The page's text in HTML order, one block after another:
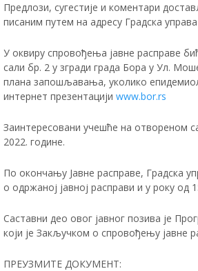
Предлози, сугестије и коментари
писаним путем на адресу Градска
У оквиру спровођења јавне расправе
сали бр. 2 у згради града Бора у Ул.
плана запошљавања, уколико
интернет презентацији www.bor.rs
Заинтересовани учешће на отвореном
2022. године.
По окончању Јавне расправе, Градска
о одржаној јавној расправи и у року
Саставни део овог јавног позива је
који је Закључком о спровођењу јавне
ПРЕУЗМИТЕ ДОКУМЕНТ: